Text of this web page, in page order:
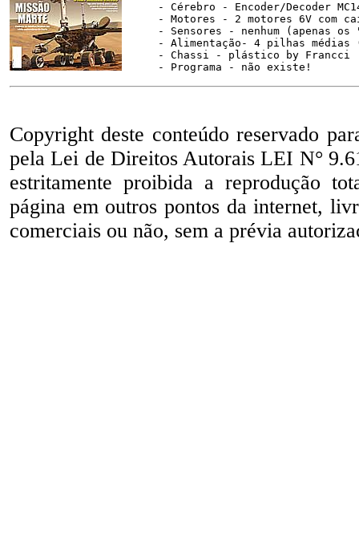
- Cérebro - Encoder/Decoder
- Motores - 2 motores 6V com
- Sensores - nenhum (apenas
- Alimentação- 4 pilhas
- Chassi - plástico by Francci
- Programa - não existe!
Copyright deste conteúdo reservado
pela Lei de Direitos Autorais LEI N°
estritamente proibida a reprodução
página em outros pontos da internet,
comerciais ou não, sem a prévia